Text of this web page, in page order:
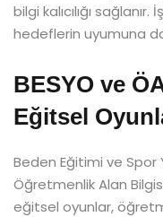
bilgi kalıcılığı
hedeflerin uyumuna
BESYO ve
Eğitsel
Beden Eğitimi ve Spor
Öğretmenlik Alan
eğitsel oyunlar,